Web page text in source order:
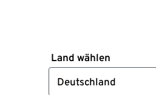
Land wählen
Deutschland